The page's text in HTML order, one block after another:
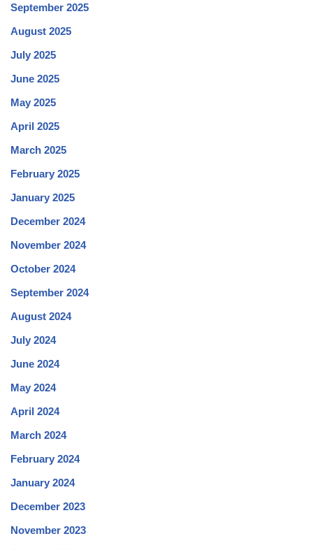
September 2025
August 2025
July 2025
June 2025
May 2025
April 2025
March 2025
February 2025
January 2025
December 2024
November 2024
October 2024
September 2024
August 2024
July 2024
June 2024
May 2024
April 2024
March 2024
February 2024
January 2024
December 2023
November 2023